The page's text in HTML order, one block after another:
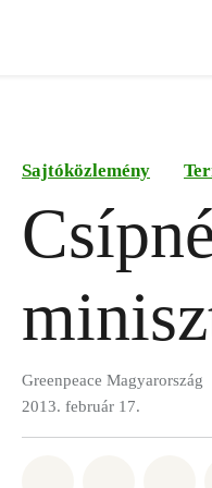
Sajtóközlemény
Greenpeace Magyarország
2013. február 17.